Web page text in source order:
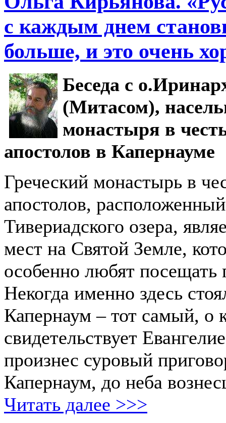
с каждым днем
больше, и это очень
Беседа с
(Митасом),
монастыря в
апостолов в Капернауме
Греческий монастырь в
апостолов,
Тивериадского озера,
мест на Святой Земле,
особенно любят посещать
Некогда именно здесь
Капернаум – тот самый, о
свидетельствует
произнес суровый
Капернаум, до неба
Читать далее >>>